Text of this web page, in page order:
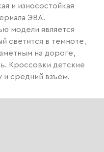
и износостойкая
ЭВА.
модели является
светится в темноте,
на дороге,
Кроссовки детские
средний взъем.